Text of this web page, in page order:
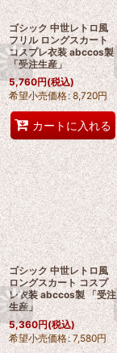
ゴシック 中世レトロ風
フリル ロングスカート
コスプレ衣装 abccos製
「受注生産」
5,760円(税込)
希望小売価格: 8,720円
カートに入れる
ゴシック 中世レトロ風
ロングスカート コスプ
レ衣装 abccos製 「受注
生産」
5,360円(税込)
希望小売価格: 7,580円